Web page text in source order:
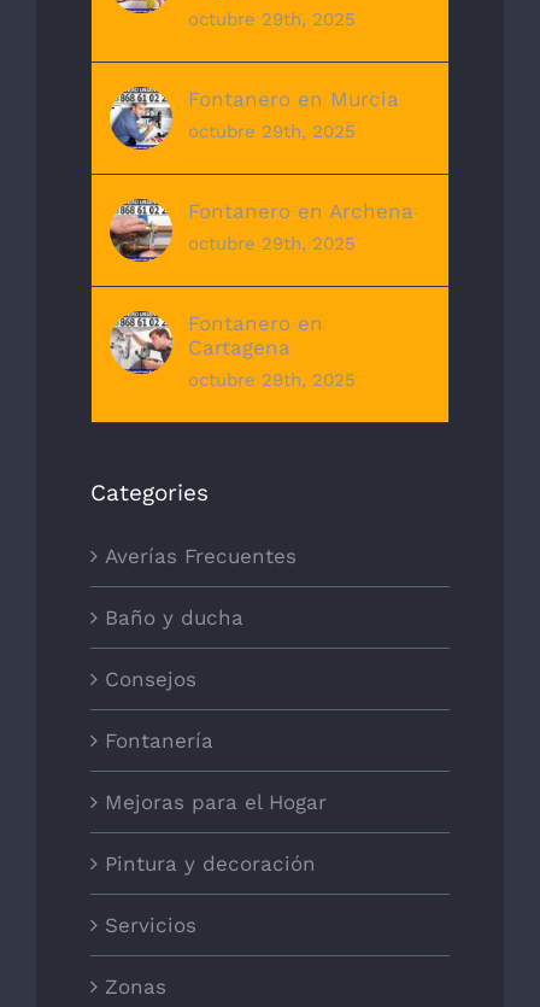
octubre 29th, 2025
Fontanero en Murcia
octubre 29th, 2025
Fontanero en Archena
octubre 29th, 2025
Fontanero en
Cartagena
octubre 29th, 2025
Categories
Averías Frecuentes
Baño y ducha
Consejos
Fontanería
Mejoras para el Hogar
Pintura y decoración
Servicios
Zonas